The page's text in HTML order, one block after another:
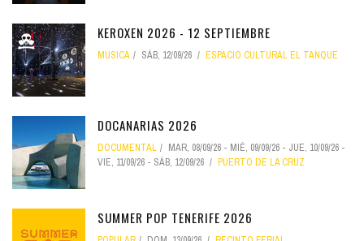
KEROXEN 2026 - 12 SEPTIEMBRE
MÚSICA SÁB, 12/09/26 ESPACIO CULTURAL EL TANQUE
DOCANARIAS 2026
DOCUMENTAL MAR, 08/09/26 - MIÉ, 09/09/26 - JUE, 10/09/26 -
VIE, 11/09/26 - SÁB, 12/09/26 PUERTO DE LA CRUZ
SUMMER POP TENERIFE 2026